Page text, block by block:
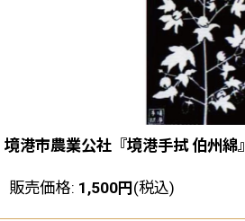
境港市農業公社『境港手拭 伯州綿』
販売価格: 1,500円(税込)